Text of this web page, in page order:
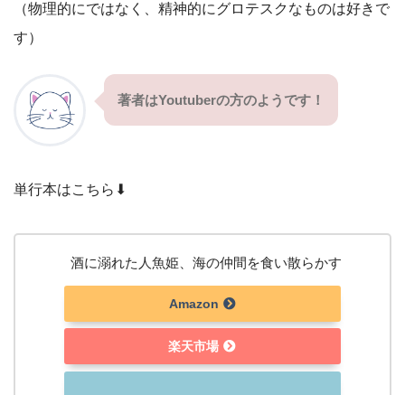
（物理的にではなく、精神的にグロテスクなものは好きで
す）
著者はYoutuberの方のようです！
単行本はこちら⬇︎
酒に溺れた人魚姫、海の仲間を食い散らかす
Amazon
楽天市場